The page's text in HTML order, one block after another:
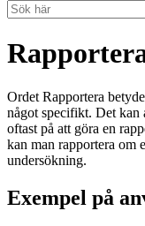
Ordet Rapportera
något specifikt. Det kan
oftast på att göra en
kan man rapportera om
undersökning.
Exempel på